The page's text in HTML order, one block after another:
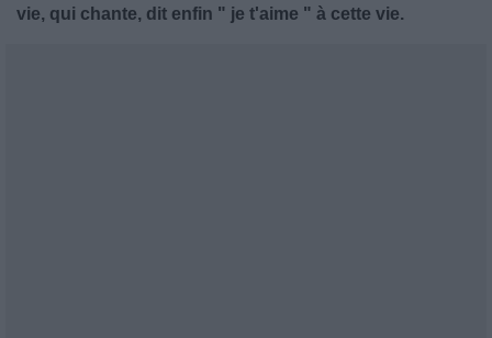
vie, qui chante, dit enfin " je t'aime " à cette vie.